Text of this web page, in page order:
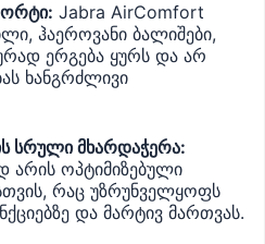
Jabra AirComfort
ჰაეროვანი ბალიშები,
ერგება ყურს და არ
ხანგრძლივი
სრული მხარდაჭერა:
არის ოპტიმიზებული
რაც უზრუნველყოფს
და მარტივ მართვას.